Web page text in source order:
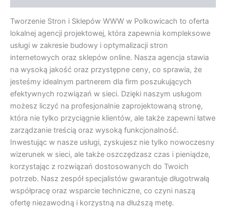
Tworzenie Stron i Sklepów WWW w Polkowicach to oferta
lokalnej agencji projektowej, która zapewnia kompleksowe
usługi w zakresie budowy i optymalizacji stron
internetowych oraz sklepów online. Nasza agencja stawia
na wysoką jakość oraz przystępne ceny, co sprawia, że
jesteśmy idealnym partnerem dla firm poszukujących
efektywnych rozwiązań w sieci. Dzięki naszym usługom
możesz liczyć na profesjonalnie zaprojektowaną stronę,
która nie tylko przyciągnie klientów, ale także zapewni łatwe
zarządzanie treścią oraz wysoką funkcjonalność.
Inwestując w nasze usługi, zyskujesz nie tylko nowoczesny
wizerunek w sieci, ale także oszczędzasz czas i pieniądze,
korzystając z rozwiązań dostosowanych do Twoich
potrzeb. Nasz zespół specjalistów gwarantuje długotrwałą
współpracę oraz wsparcie techniczne, co czyni naszą
ofertę niezawodną i korzystną na dłuższą metę.